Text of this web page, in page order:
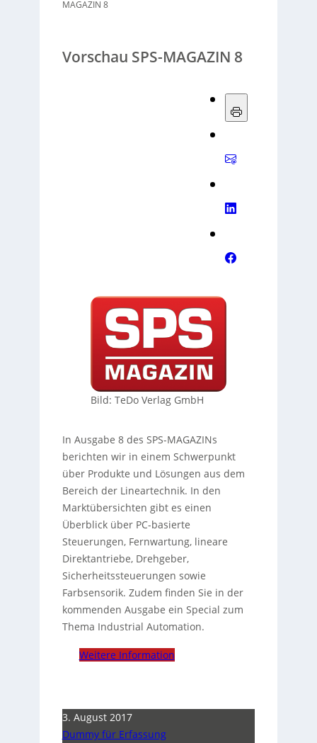
MAGAZIN 8
Vorschau SPS-MAGAZIN 8
Bild: TeDo Verlag GmbH
In Ausgabe 8 des SPS-MAGAZINs
berichten wir in einem Schwerpunkt
über Produkte und Lösungen aus dem
Bereich der Lineartechnik. In den
Marktübersichten gibt es einen
Überblick über PC-basierte
Steuerungen, Fernwartung, lineare
Direktantriebe, Drehgeber,
Sicherheitssteuerungen sowie
Farbsensorik. Zudem finden Sie in der
kommenden Ausgabe ein Special zum
Thema Industrial Automation.
Weitere Information
3. August 2017
Dummy für Erfassung